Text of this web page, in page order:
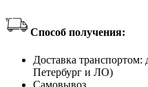
Способ получения:
Доставка
Петербург и ЛО)
Самовывоз